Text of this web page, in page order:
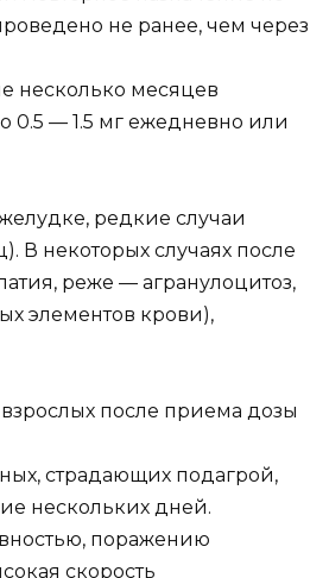
не ранее, чем через
несколько месяцев
0.5 — 1.5 мг ежедневно или
редкие случаи
В некоторых случаях после
реже — агранулоцитоз,
элементов крови),
после приема дозы
страдающих подагрой,
нескольких дней.
поражению
скорость